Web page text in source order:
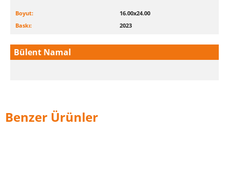
Boyut:
16.00x24.00
Baskı:
2023
Bülent Namal
Benzer Ürünler